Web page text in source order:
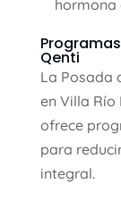
hormona
Qenti
La Posada
en Villa Río
ofrece
para
integral.